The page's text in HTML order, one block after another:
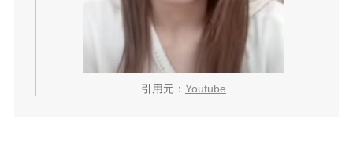
引用元： Youtube